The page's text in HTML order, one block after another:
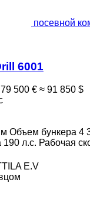
посевной
6001
79 500 € ≈ 91 850 $
Объем бункера 4
190 л.с. Рабочая
E.V